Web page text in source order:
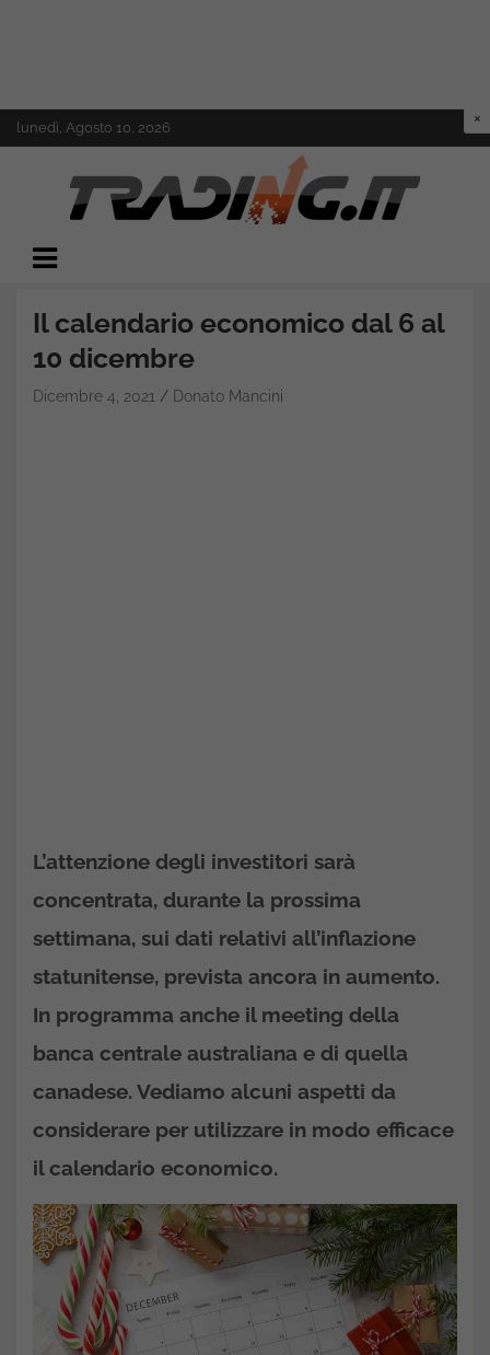
Skip
to
lunedì, Agosto 10, 2026
Trading.it
Il calendario economico dal 6 al
10 dicembre
Dicembre 4, 2021 Donato Mancini
L’attenzione degli investitori sarà
concentrata, durante la prossima
settimana, sui dati relativi all’inflazione
statunitense, prevista ancora in aumento.
In programma anche il meeting della
banca centrale australiana e di quella
canadese. Vediamo alcuni aspetti da
considerare per utilizzare in modo efficace
il calendario economico.